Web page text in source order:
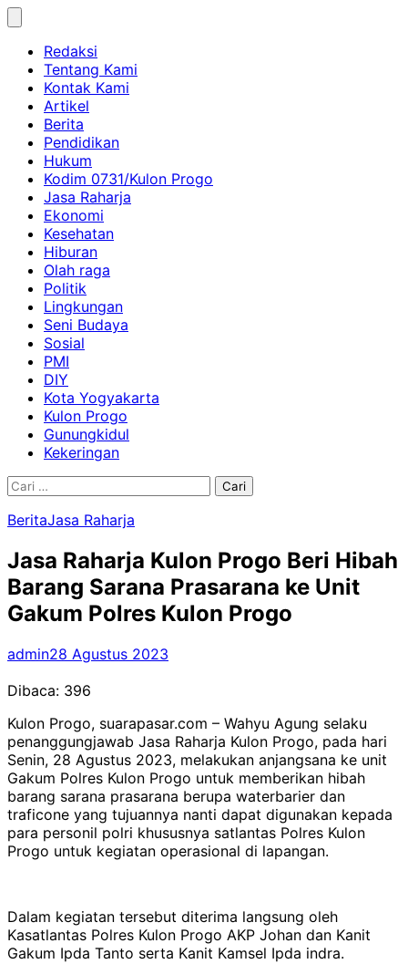
Skip
contentRedaksi
Tentang Kami
Kontak Kami
Artikel
Berita
Pendidikan
Hukum
Kodim 0731/Kulon Progo
Jasa Raharja
Ekonomi
Kesehatan
Hiburan
Olah raga
Politik
Lingkungan
Seni Budaya
Sosial
PMI
DIY
Kota Yogyakarta
Kulon Progo
Gunungkidul
Kekeringan
Cari
BeritaJasa Raharja
Jasa Raharja Kulon Progo Beri Hibah
Barang Sarana Prasarana ke Unit
Gakum Polres Kulon Progo
admin28 Agustus 2023
Dibaca: 396
Kulon Progo, suarapasar.com – Wahyu Agung selaku
penanggungjawab Jasa Raharja Kulon Progo, pada hari
Senin, 28 Agustus 2023, melakukan anjangsana ke unit
Gakum Polres Kulon Progo untuk memberikan hibah
barang sarana prasarana berupa waterbarier dan
traficone yang tujuannya nanti dapat digunakan kepada
para personil polri khususnya satlantas Polres Kulon
Progo untuk kegiatan operasional di lapangan.
Dalam kegiatan tersebut diterima langsung oleh
Kasatlantas Polres Kulon Progo AKP Johan dan Kanit
Gakum Ipda Tanto serta Kanit Kamsel Ipda indra.